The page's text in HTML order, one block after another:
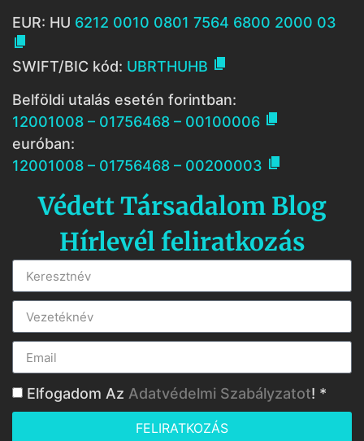
EUR: HU 6212 0010 0801 7564 6800 2000 03

SWIFT/BIC kód: UBRTHUHB 
Belföldi utalás esetén forintban:
12001008 – 01756468 – 00100006 
euróban:
12001008 – 01756468 – 00200003 
Védett Társadalom Blog
Hírlevél feliratkozás
Elfogadom Az Adatvédelmi Szabályzatot! *
FELIRATKOZÁS